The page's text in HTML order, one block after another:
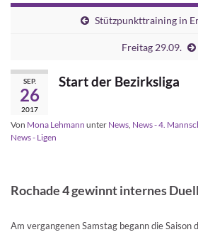
Stützpunkttraining in
Freitag 29.09.
SEP.
26
2017
Start der Bezirksliga
Von Mona Lehmann unter News News - 4.
News - Ligen
Rochade 4 gewinnt internes Duell
Am vergangenen Samstag begann die Saison